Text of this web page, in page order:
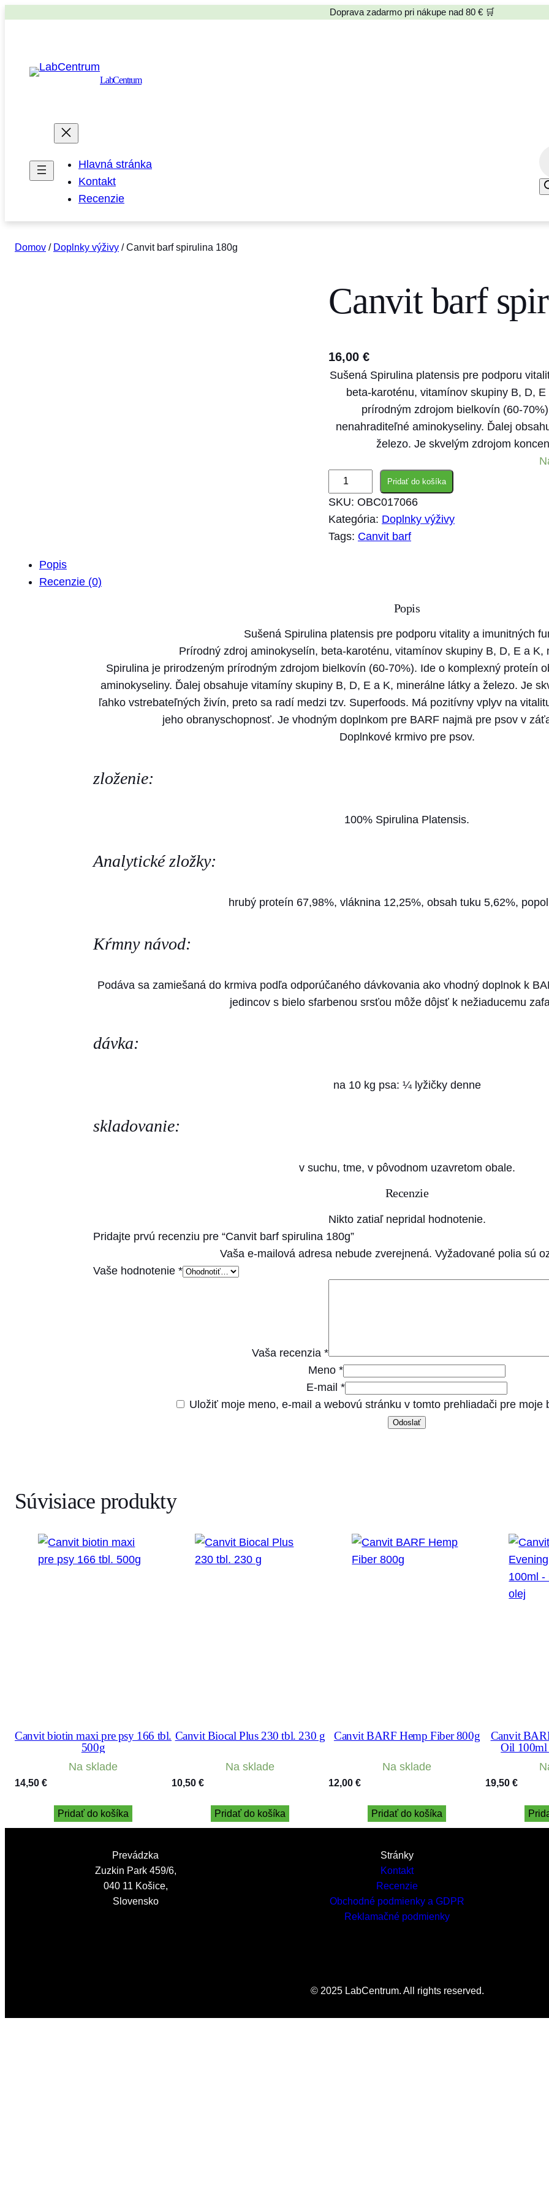
Doprava zadarmo pri nákupe nad 80 € 🛒
LabCentrum
Hlavná stránka
Kontakt
Recenzie
o
u
h
Domov / Doplnky výživy / Canvit barf spirulina 180g
Canvit barf
16,00 €
Sušená Spirulina platensis pre podporu
beta-karoténu, vitamínov skupiny B, D,
prírodným zdrojom bielkovín (60-
nenahraditeľné aminokyseliny. Ďalej
železo. Je skvelým zdrojom
n
a
n
v
i
t
b
n
g
Pridať do košíka
SKU: OBC017066
Kategória: Doplnky výživy
Tags: Canvit barf
Popis
Recenzie (0)
Popis
Sušená Spirulina platensis pre podporu vitality a imunitných
Prírodný zdroj aminokyselín, beta-karoténu, vitamínov skupiny B, D, E a K,
Spirulina je prirodzeným prírodným zdrojom bielkovín (60-70%). Ide o komplexný proteín
aminokyseliny. Ďalej obsahuje vitamíny skupiny B, D, E a K, minerálne látky a železo. Je
ľahko vstrebateľných živín, preto sa radí medzi tzv. Superfoods. Má pozitívny vplyv na
jeho obranyschopnosť. Je vhodným doplnkom pre BARF najmä pre psov v
Doplnkové krmivo pre psov.
zloženie:
100% Spirulina Platensis.
Analytické zložky:
hrubý proteín 67,98%, vláknina 12,25%, obsah tuku 5,62%,
Kŕmny návod:
Podáva sa zamiešaná do krmiva podľa odporúčaného dávkovania ako vhodný doplnok k
jedincov s bielo sfarbenou srsťou môže dôjsť k nežiaducemu
dávka:
na 10 kg psa: ¼ lyžičky denne
skladovanie:
v suchu, tme, v pôvodnom uzavretom obale.
Recenzie
Nikto zatiaľ nepridal hodnotenie.
Pridajte prvú recenziu pre “Canvit barf spirulina 180g”
Vaša e-mailová adresa nebude zverejnená. Vyžadované polia sú
Vaše hodnotenie *
Vaša recenzia *
Meno *
E-mail *
Uložiť moje meno, e-mail a webovú stránku v tomto prehliadači pre moje
Súvisiace produkty
Canvit biotin maxi pre psy 166 tbl.
500g
Na sklade
14,50 €
Pridať do košíka
Canvit Biocal Plus 230 tbl. 230 g
Na sklade
10,50 €
Pridať do košíka
Canvit BARF Hemp Fiber 800g
Na sklade
12,00 €
Pridať do košíka
Canvit
Oil 100ml
19,50 €
Prevádzka
Zuzkin Park 459/6,
040 11 Košice,
Slovensko
Stránky
Kontakt
Recenzie
Obchodné podmienky a GDPR
Reklamačné podmienky
© 2025 LabCentrum. All rights reserved.